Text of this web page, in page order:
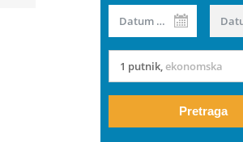
Datum od
1 putnik,ekonomska
Pretraga